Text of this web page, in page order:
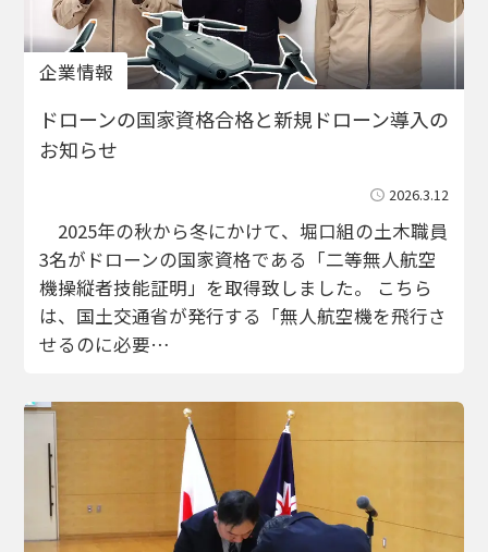
企業情報
ドローンの国家資格合格と新規ドローン導入の
お知らせ
2026.3.12
2025年の秋から冬にかけて、堀口組の土木職員
3名がドローンの国家資格である「二等無人航空
機操縦者技能証明」を取得致しました。 こちら
は、国土交通省が発行する「無人航空機を飛行さ
せるのに必要…